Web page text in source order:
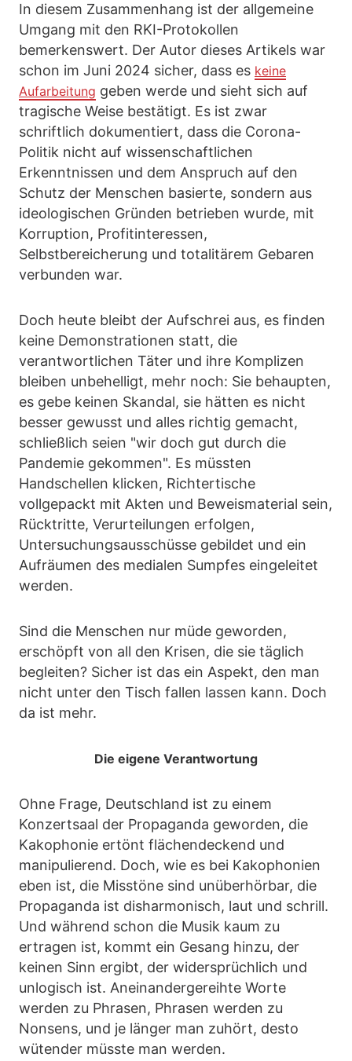
In diesem Zusammenhang ist der allgemeine
Umgang mit den RKI-Protokollen
bemerkenswert. Der Autor dieses Artikels war
schon im Juni 2024 sicher, dass es keine
Aufarbeitung geben werde und sieht sich auf
tragische Weise bestätigt. Es ist zwar
schriftlich dokumentiert, dass die Corona-
Politik nicht auf wissenschaftlichen
Erkenntnissen und dem Anspruch auf den
Schutz der Menschen basierte, sondern aus
ideologischen Gründen betrieben wurde, mit
Korruption, Profitinteressen,
Selbstbereicherung und totalitärem Gebaren
verbunden war.
Doch heute bleibt der Aufschrei aus, es finden
keine Demonstrationen statt, die
verantwortlichen Täter und ihre Komplizen
bleiben unbehelligt, mehr noch: Sie behaupten,
es gebe keinen Skandal, sie hätten es nicht
besser gewusst und alles richtig gemacht,
schließlich seien "wir doch gut durch die
Pandemie gekommen". Es müssten
Handschellen klicken, Richtertische
vollgepackt mit Akten und Beweismaterial sein,
Rücktritte, Verurteilungen erfolgen,
Untersuchungsausschüsse gebildet und ein
Aufräumen des medialen Sumpfes eingeleitet
werden.
Sind die Menschen nur müde geworden,
erschöpft von all den Krisen, die sie täglich
begleiten? Sicher ist das ein Aspekt, den man
nicht unter den Tisch fallen lassen kann. Doch
da ist mehr.
Die eigene Verantwortung
Ohne Frage, Deutschland ist zu einem
Konzertsaal der Propaganda geworden, die
Kakophonie ertönt flächendeckend und
manipulierend. Doch, wie es bei Kakophonien
eben ist, die Misstöne sind unüberhörbar, die
Propaganda ist disharmonisch, laut und schrill.
Und während schon die Musik kaum zu
ertragen ist, kommt ein Gesang hinzu, der
keinen Sinn ergibt, der widersprüchlich und
unlogisch ist. Aneinandergereihte Worte
werden zu Phrasen, Phrasen werden zu
Nonsens, und je länger man zuhört, desto
wütender müsste man werden.